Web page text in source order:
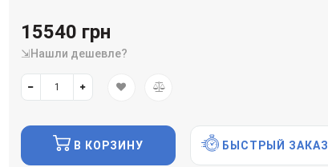
15540 грн
⇲Нашли дешевле?
В КОРЗИНУ БЫСТРЫЙ ЗАКАЗ